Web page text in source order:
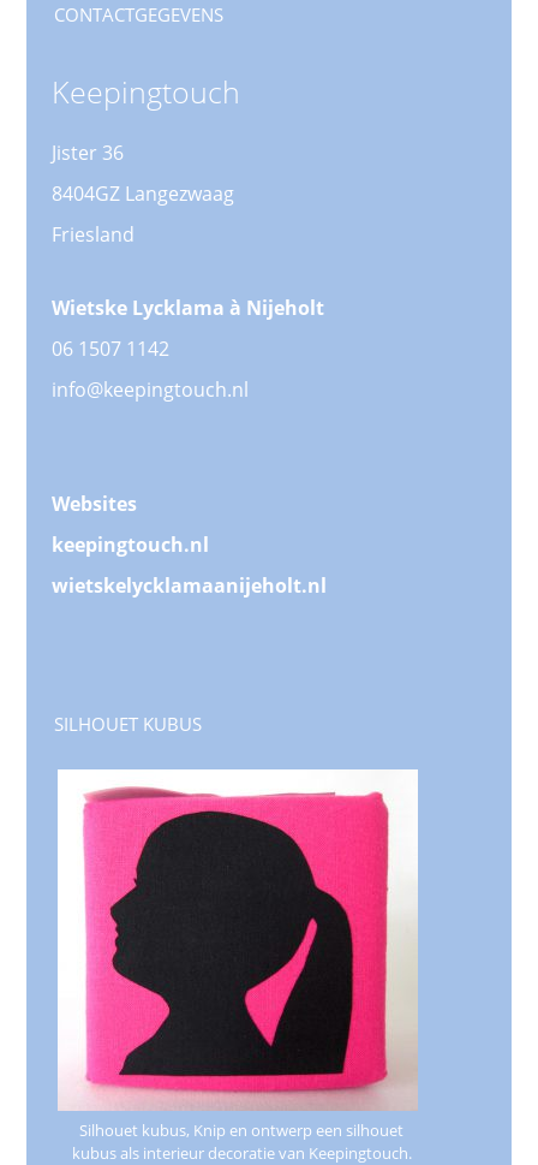
CONTACTGEGEVENS
Keepingtouch
Jister 36
8404GZ Langezwaag
Friesland
Wietske Lycklama à Nijeholt
06 1507 1142
info@keepingtouch.nl
Websites
keepingtouch.nl
wietskelycklamaanijeholt.nl
SILHOUET KUBUS
Silhouet kubus, Knip en ontwerp een silhouet
kubus als interieur decoratie van Keepingtouch.